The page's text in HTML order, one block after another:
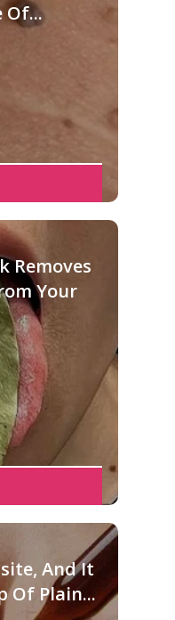
Of...
Removes
Your
And It
Of Plain...